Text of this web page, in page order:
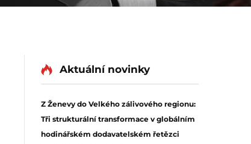
Aktuální novinky
Z Ženevy do Velkého zálivového regionu:
Tři strukturální transformace v globálním
hodinářském dodavatelském řetězci